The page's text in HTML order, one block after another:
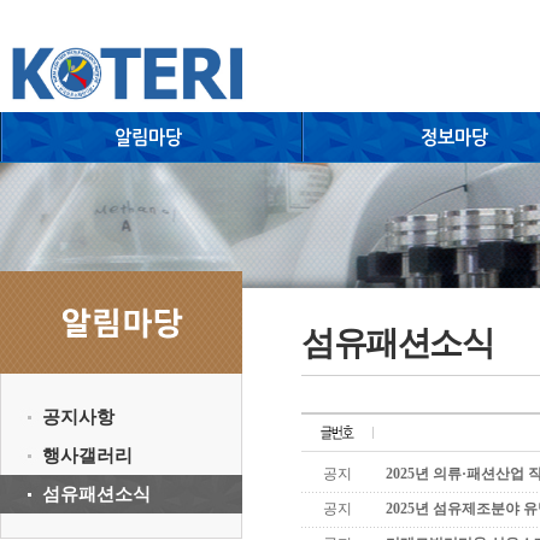
공지사항
행사갤러리
섬유패션소식
섬유패션소식
공지 2025년 의류·패션산업
공지 2025년 섬유제조분야